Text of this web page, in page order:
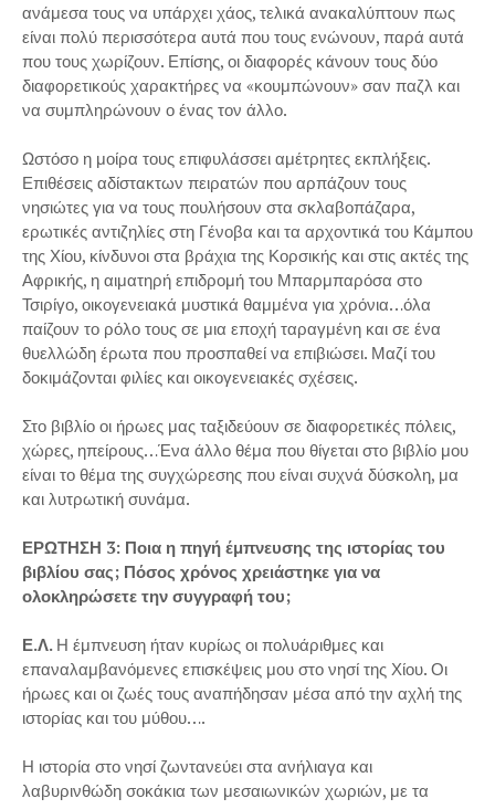
ανάμεσα τους να υπάρχει χάος, τελικά ανακαλύπτουν πως
είναι πολύ περισσότερα αυτά που τους ενώνουν, παρά αυτά
που τους χωρίζουν. Επίσης, οι διαφορές κάνουν τους δύο
διαφορετικούς χαρακτήρες να «κουμπώνουν» σαν παζλ και
να συμπληρώνουν ο ένας τον άλλο.
Ωστόσο η μοίρα τους επιφυλάσσει αμέτρητες εκπλήξεις.
Επιθέσεις αδίστακτων πειρατών που αρπάζουν τους
νησιώτες για να τους πουλήσουν στα σκλαβοπάζαρα,
ερωτικές αντιζηλίες στη Γένοβα και τα αρχοντικά του Κάμπου
της Χίου, κίνδυνοι στα βράχια της Κορσικής και στις ακτές της
Αφρικής, η αιματηρή επιδρομή του Μπαρμπαρόσα στο
Τσιρίγο, οικογενειακά μυστικά θαμμένα για χρόνια…όλα
παίζουν το ρόλο τους σε μια εποχή ταραγμένη και σε ένα
θυελλώδη έρωτα που προσπαθεί να επιβιώσει. Μαζί του
δοκιμάζονται φιλίες και οικογενειακές σχέσεις.
Στο βιβλίο οι ήρωες μας ταξιδεύουν σε διαφορετικές πόλεις,
χώρες, ηπείρους…Ένα άλλο θέμα που θίγεται στο βιβλίο μου
είναι το θέμα της συγχώρεσης που είναι συχνά δύσκολη, μα
και λυτρωτική συνάμα.
ΕΡΩΤΗΣΗ 3: Ποια η πηγή έμπνευσης της ιστορίας του
βιβλίου σας; Πόσος χρόνος χρειάστηκε για να
ολοκληρώσετε την συγγραφή του;
Ε.Λ. Η έμπνευση ήταν κυρίως οι πολυάριθμες και
επαναλαμβανόμενες επισκέψεις μου στο νησί της Χίου. Οι
ήρωες και οι ζωές τους αναπήδησαν μέσα από την αχλή της
ιστορίας και του μύθου….
Η ιστορία στο νησί ζωντανεύει στα ανήλιαγα και
λαβυρινθώδη σοκάκια των μεσαιωνικών χωριών, με τα